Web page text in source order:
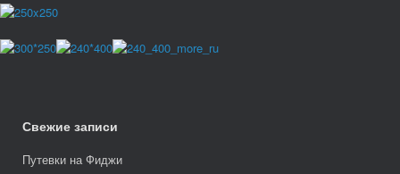
Свежие записи
Путевки на Фиджи